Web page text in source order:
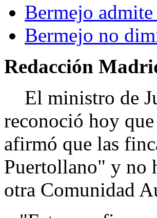
Bermejo
Bermejo no
Redacción
El ministro de
reconoció hoy
afirmó que las
Puertollano" y no
otra Comunidad